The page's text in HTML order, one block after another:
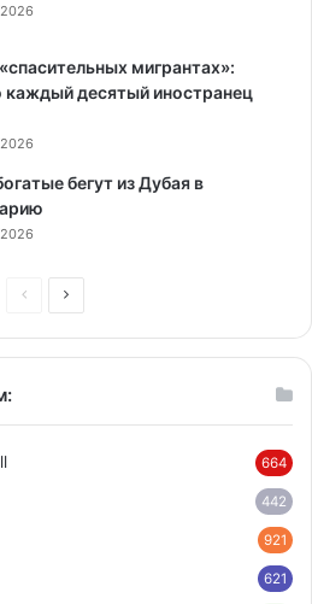
мигрантах»:
каждый десятый иностранец
бегут из Дубая в
Предыдущая
Следующая
664
442
921
621